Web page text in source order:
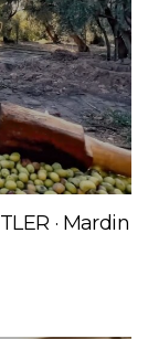
· Mardin